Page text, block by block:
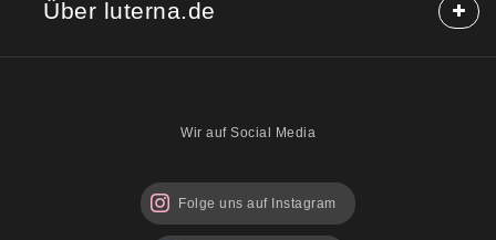
Rabattcodes
Über luterna.de
Wir auf Social Media
Folge uns auf Instagram